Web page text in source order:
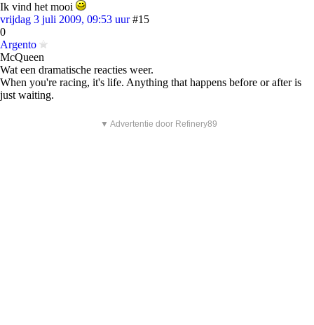
Ik vind het mooi
vrijdag 3 juli 2009, 09:53 uur #15
0
Argento
McQueen
Wat een dramatische reacties weer.
When you're racing, it's life. Anything that happens before or after is
just waiting.
▼ Advertentie door Refinery89